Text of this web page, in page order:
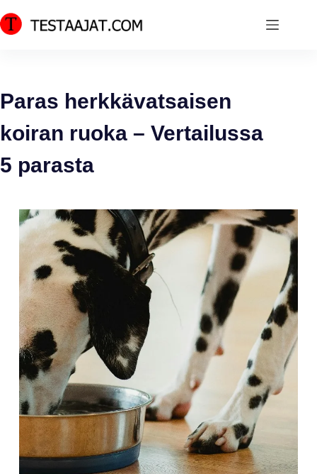
Skip
to
Paras herkkävatsaisen
koiran ruoka – Vertailussa
5 parasta